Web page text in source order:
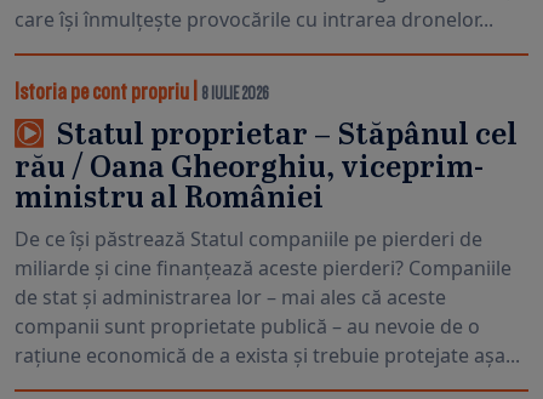
care își înmulțește provocările cu intrarea dronelor...
Istoria pe cont propriu 8 IULIE 2026
Statul proprietar – Stăpânul cel
rău / Oana Gheorghiu, viceprim-
ministru al României
De ce își păstrează Statul companiile pe pierderi de
miliarde și cine finanțează aceste pierderi? Companiile
de stat și administrarea lor – mai ales că aceste
companii sunt proprietate publică – au nevoie de o
rațiune economică de a exista și trebuie protejate așa...